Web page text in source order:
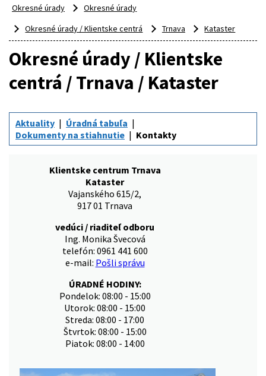
Okresné úrady
Okresné úrady
Okresné úrady / Klientske centrá
Trnava Kataster
Okresné úrady / Klientske
centrá / Trnava / Kataster
Aktuality
Úradná tabuľa
Dokumenty na stiahnutie
Kontakty
Klientske centrum Trnava
Kataster
Vajanského 615/2,
917 01 Trnava
vedúci / riaditeľ odboru
Ing. Monika Švecová
telefón: 0961 441 600
e-mail: Pošli správu
ÚRADNÉ HODINY:
Pondelok: 08:00 - 15:00
Utorok: 08:00 - 15:00
Streda: 08:00 - 17:00
Štvrtok: 08:00 - 15:00
Piatok: 08:00 - 14:00